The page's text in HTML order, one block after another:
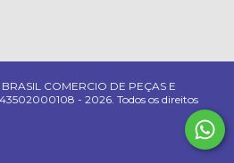
COMERCIO DE PEÇAS E
- 2026. Todos os direitos